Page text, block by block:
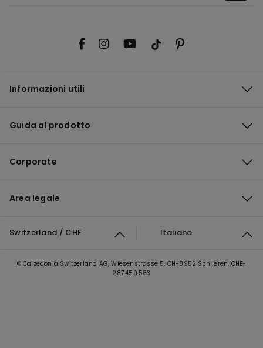
Informazioni utili
Guida al prodotto
Corporate
Area legale
Switzerland / CHF Italiano
© Calzedonia Switzerland AG, Wiesenstrasse 5, CH-8952 Schlieren, CHE-
287.459.583